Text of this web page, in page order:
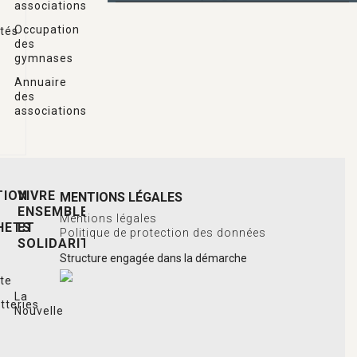
associations
Occupation
des
gymnases
Annuaire
des
associations
VIVRE
ENSEMBLE
ET
SOLIDARITÉ
La
Nouvelle
MENTIONS LÉGALES
Mentions légales
Politique de protection des données
Structure engagée dans la démarche